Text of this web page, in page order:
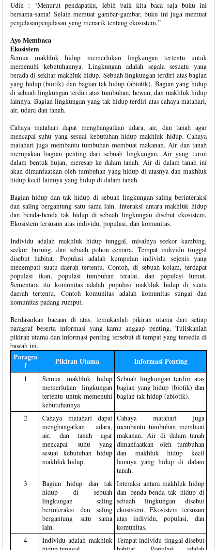
Udin : “Menurut pendapatku, lebih baik kita baca saja buku ini
bersama-sama! Selain memuat gambar-gambar, buku ini juga memuat
penjelasanpenjelasan yang menarik tentang ekosistem.”
Ayo Membaca
Ekosistem
Semua makhluk hidup memerlukan lingkungan tertentu untuk
memenuhi kebutuhannya. Lingkungan adalah segala sesuatu yang
berada di sekitar makhluk hidup. Sebuah lingkungan terdiri atas bagian
yang hidup (biotik) dan bagian tak hidup (abiotik). Bagian yang hidup
di sebuah lingkungan terdiri atas tumbuhan, hewan, dan makhluk hidup
lainnya. Bagian lingkungan yang tak hidup terdiri atas cahaya matahari,
air, udara dan tanah.
Cahaya matahari dapat menghangatkan udara, air, dan tanah agar
mencapai suhu yang sesuai kebutuhan hidup makhluk hidup. Cahaya
matahari juga membantu tumbuhan membuat makanan. Air dan tanah
merupakan bagian penting dari sebuah lingkungan. Air yang turun
dalam bentuk hujan, meresap ke dalam tanah. Air di dalam tanah ini
akan dimanfaatkan oleh tumbuhan yang hidup di atasnya dan makhluk
hidup kecil lainnya yang hidup di dalam tanah.
Bagian hidup dan tak hidup di sebuah lingkungan saling berinteraksi
dan saling bergantung satu sama lain. Interaksi antara makhluk hidup
dan benda-benda tak hidup di sebuah lingkungan disebut ekosistem.
Ekosistem tersusun atas individu, populasi, dan komunitas.
Individu adalah makhluk hidup tunggal, misalnya seekor kambing,
seekor burung, dan sebuah pohon cemara. Tempat individu tinggal
disebut habitat. Populasi adalah kumpulan individu sejenis yang
menempati suatu daerah tertentu. Contoh, di sebuah kolam, terdapat
populasi ikan, populasi tumbuhan teratai, dan populasi lumut.
Sementara itu komunitas adalah populasi makhluk hidup di suatu
daerah tertentu. Contoh komunitas adalah komunitas sungai dan
komunitas padang rumput.
Berdasarkan bacaan di atas, temukanlah pikiran utama dari setiap
paragraf beserta informasi yang kamu anggap penting. Tuliskanlah
pikiran utama dan informasi penting tersebut di tempat yang tersedia di
bawah ini.
Paragra
f
Pikiran Utama Informasi Penting
1
Semua makhluk hidup
memerlukan lingkungan
tertentu untuk memenuhi
kebutuhannya
Sebuah lingkungan terdiri atas
bagian yang hidup (biotik) dan
bagian tak hidup (abiotik).
2
Cahaya matahari dapat
menghangatkan udara,
air, dan tanah agar
mencapai suhu yang
sesuai kebutuhan hidup
makhluk hidup.
Cahaya matahari juga
membantu tumbuhan membuat
makanan. Air di dalam tanah
dimanfaatkan oleh tumbuhan
dan makhluk hidup kecil
lainnya yang hidup di dalam
tanah.
3
Bagian hidup dan tak
hidup di sebuah
lingkungan saling
berinteraksi dan saling
bergantung satu sama
lain.
Interaksi antara makhluk hidup
dan benda-benda tak hidup di
sebuah lingkungan disebut
ekosistem. Ekosistem tersusun
atas individu, populasi, dan
komunitas.
4
Individu adalah makhluk Tempat individu tinggal disebut